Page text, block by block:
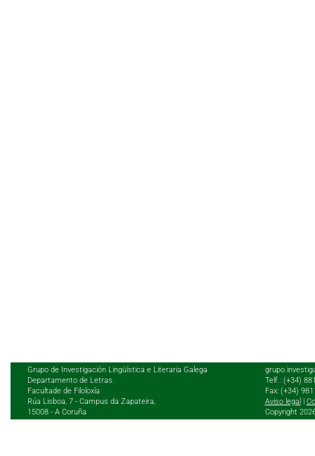
Grupo de Investigación Lingüística e Literaria Galega
Departamento de Letras.
Facultade de Filoloxía
Rúa Lisboa, 7 - Campus da Zapateira,
15008 - A Coruña
Telf.: (+34)
Fax: (+34)
Aviso legal
Copyright